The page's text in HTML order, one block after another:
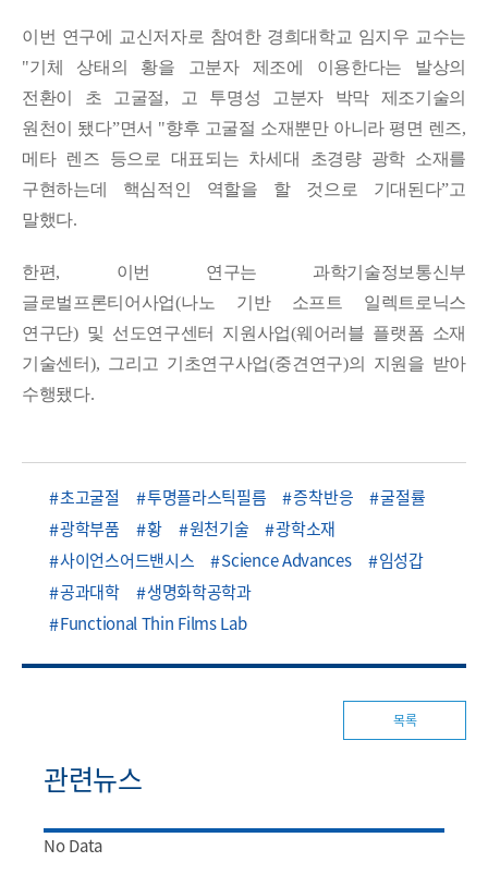
이번 연구에 교신저자로 참여한 경희대학교 임지우 교수는
"기체 상태의 황을 고분자 제조에 이용한다는 발상의
전환이 초 고굴절,
고 투명성 고분자 박막 제조기술의
원천이 됐다ˮ면서 "향후 고굴절 소재뿐만 아니라 평면 렌즈,
메타 렌즈 등으로 대표되는 차세대 초경량 광학 소재를
구현하는데 핵심적인 역할을 할 것으로 기대된다ˮ고
말했다.
한편, 이번 연구는 과학기술정보통신부
글로벌프론티어사업(나노 기반 소프트 일렉트로닉스
연구단) 및 선도연구센터 지원사업(웨어러블 플랫폼 소재
기술센터), 그리고 기초연구사업(중견연구)의 지원을 받아
수행됐다.
초고굴절 투명플라스틱필름 증착반응
굴절률
광학부품
황 원천기술
광학소재
사이언스어드밴시스
Science Advances
임성갑
공과대학
생명화학공학과
Functional Thin Films Lab
목록
관련뉴스
No Data